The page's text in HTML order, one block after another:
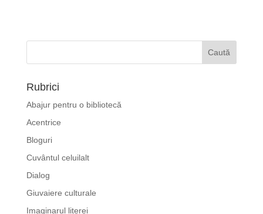
Rubrici
Abajur pentru o bibliotecă
Acentrice
Bloguri
Cuvântul celuilalt
Dialog
Giuvaiere culturale
Imaginarul literei